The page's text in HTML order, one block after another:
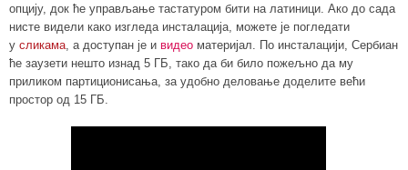
опцију, док ће управљање тастатуром бити на латиници. Ако до сада
нисте видели како изгледа инсталација , можете је погледати
у сликама , а доступан је и видео материјал.
По инсталацији, Сербиан
ће заузети нешто изнад 5 ГБ, тако да би било пожељно да му
приликом партиционисања, за удобно деловање доделите већи
простор од 15 ГБ.